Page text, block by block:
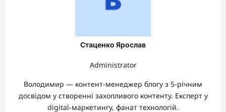
Стаценко Ярослав
Administrator
Володимир — контент-менеджер блогу з 5-річним
досвідом у створенні захопливого контенту. Експерт у
digital-маркетингу, фанат технологій.